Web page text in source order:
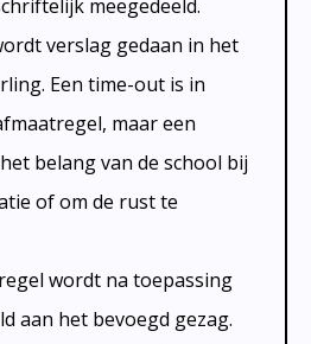
meegedeeld.
verslag gedaan in het
Een time-out is in
maar een
belang van de school bij
of om de rust te
wordt na toepassing
aan het bevoegd gezag.